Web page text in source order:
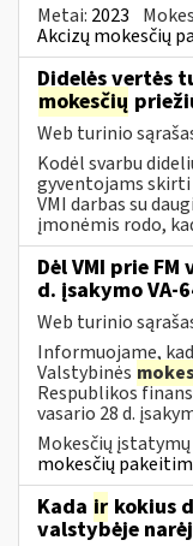
Metai: 2023
Akcizų mokesčių
Didelės vertės
mokesčių
Web turinio
Kodėl svarbu
gyventojams skirti
VMI darbas su
įmonėmis rodo,
Dėl VMI prie
d. įsakymo VA-
Web turinio
Informuojame,
Valstybinės
Respublikos
vasario 28 d.
Mokesčių
mokesčių
Kada ir kokius
valstybėje